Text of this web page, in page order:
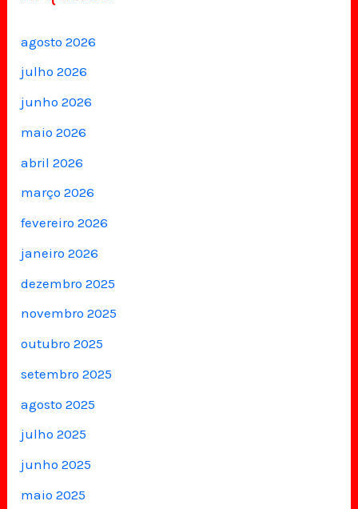
agosto 2026
julho 2026
junho 2026
maio 2026
abril 2026
março 2026
fevereiro 2026
janeiro 2026
dezembro 2025
novembro 2025
outubro 2025
setembro 2025
agosto 2025
julho 2025
junho 2025
maio 2025